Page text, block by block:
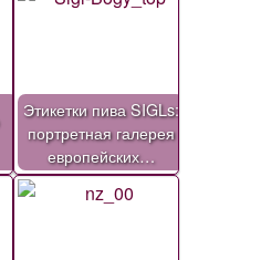
Этикетки пива SIGLs:
портретная галерея
европейских…